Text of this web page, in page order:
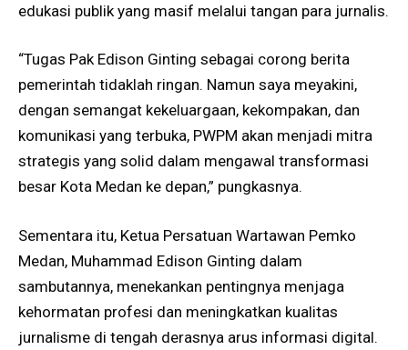
edukasi publik yang masif melalui tangan para jurnalis.
“Tugas Pak Edison Ginting sebagai corong berita
pemerintah tidaklah ringan. Namun saya meyakini,
dengan semangat kekeluargaan, kekompakan, dan
komunikasi yang terbuka, PWPM akan menjadi mitra
strategis yang solid dalam mengawal transformasi
besar Kota Medan ke depan,” pungkasnya.
Sementara itu, Ketua Persatuan Wartawan Pemko
Medan, Muhammad Edison Ginting dalam
sambutannya, menekankan pentingnya menjaga
kehormatan profesi dan meningkatkan kualitas
jurnalisme di tengah derasnya arus informasi digital.